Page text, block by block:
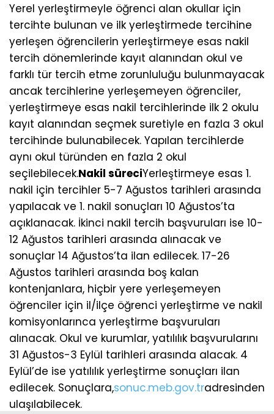
Yerel yerleştirmeyle öğrenci alan okullar için
tercihte bulunan ve ilk yerleştirmede tercihine
yerleşen öğrencilerin yerleştirmeye esas nakil
tercih dönemlerinde kayıt alanından okul ve
farklı tür tercih etme zorunluluğu bulunmayacak
ancak tercihlerine yerleşemeyen öğrenciler,
yerleştirmeye esas nakil tercihlerinde ilk 2 okulu
kayıt alanından seçmek suretiyle en fazla 3 okul
tercihinde bulunabilecek. Yapılan tercihlerde
aynı okul türünden en fazla 2 okul
seçilebilecek.Nakil süreciYerleştirmeye esas 1.
nakil için tercihler 5-7 Ağustos tarihleri arasında
yapılacak ve 1. nakil sonuçları 10 Ağustos’ta
açıklanacak. İkinci nakil tercih başvuruları ise 10-
12 Ağustos tarihleri arasında alınacak ve
sonuçlar 14 Ağustos’ta ilan edilecek. 17-26
Ağustos tarihleri arasında boş kalan
kontenjanlara, hiçbir yere yerleşemeyen
öğrenciler için il/ilçe öğrenci yerleştirme ve nakil
komisyonlarınca yerleştirme başvuruları
alınacak. Okul ve kurumlar, yatılılık başvurularını
31 Ağustos-3 Eylül tarihleri arasında alacak. 4
Eylül’de ise yatılılık yerleştirme sonuçları ilan
edilecek. Sonuçlara,sonuc.meb.gov.tradresinden
ulaşılabilecek.